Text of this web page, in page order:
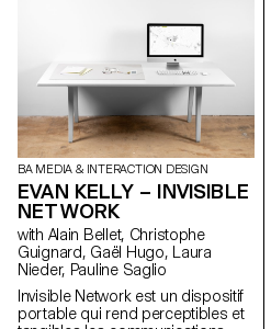
BA MEDIA & INTERACTION DESIGN
EVAN KELLY – INVISIBLE
NETWORK
with Alain Bellet, Christophe
Guignard, Gaël Hugo, Laura
Nieder, Pauline Saglio
Invisible Network est un dispositif
portable qui rend perceptibles et